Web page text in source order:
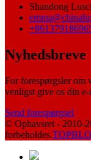
Shandong
Nyhedsbreve
For forespørgsler om
venligst give os din
Send forespørgsel
© Ophavsret - 2010-
forbeholdes.